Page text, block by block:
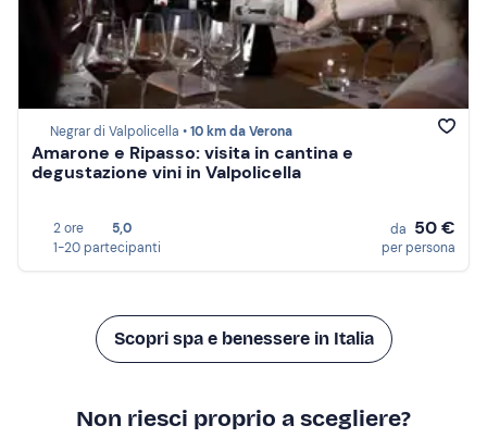
Negrar di Valpolicella •10 km da Verona
Amarone e Ripasso: visita in cantina e
degustazione vini in Valpolicella
2 ore
5,0
1-20 partecipanti
da 50 €
per persona
Scopri spa e benessere in Italia
Non riesci proprio a scegliere?